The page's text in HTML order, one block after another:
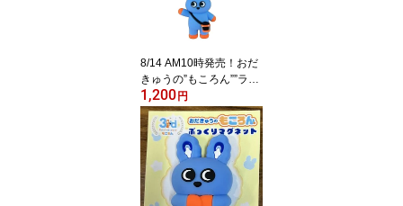
8/14 AM10時発売！おだ
きゅうの”もころん””ラバ
ーマスコットキーホルダ
ー【お申込み順に発送】
1,200 円